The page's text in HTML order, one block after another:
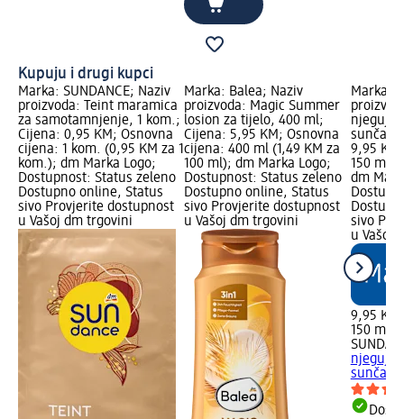
Kupuju i drugi kupci
Marka: SUNDANCE; Naziv
proizvoda: Teint maramica
za samotamnjenje, 1 kom.;
Cijena: 0,95 KM; Osnovna
cijena: 1 kom. (0,95 KM za 1
kom.); dm Marka Logo;
Dostupnost: Status zeleno
Dostupno online, Status
sivo Provjerite dostupnost
u Vašoj dm trgovini
Marka: Balea; Naziv
proizvoda: Magic Summer
losion za tijelo, 400 ml;
Cijena: 5,95 KM; Osnovna
cijena: 400 ml (1,49 KM za
100 ml); dm Marka Logo;
Dostupnost: Status zeleno
Dostupno online, Status
sivo Provjerite dostupnost
u Vašoj dm trgovini
Marka:
9,95
150 ml
dm
sivo
u Vašoj
9,95 KM
150 ml